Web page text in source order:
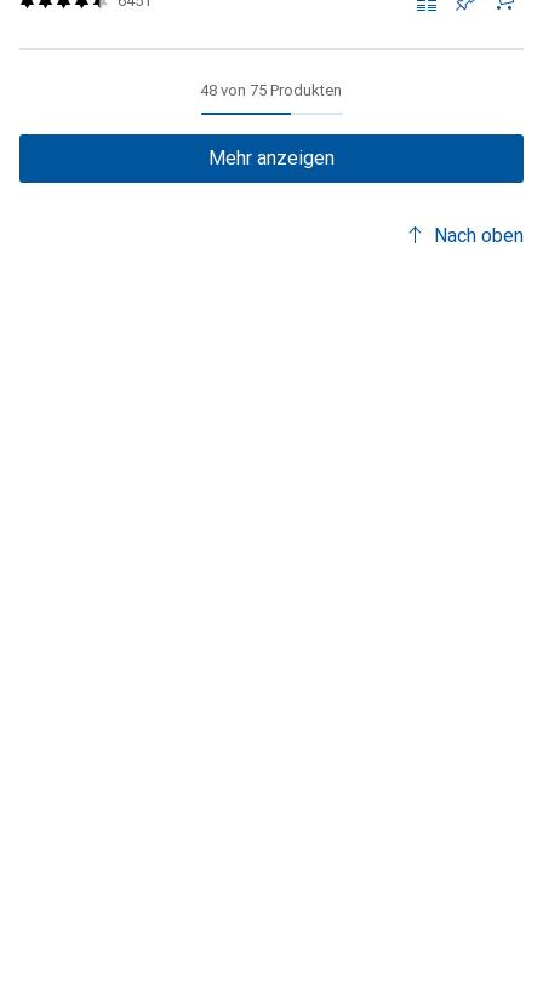
48 von 75 Produkten
Mehr anzeigen
Nach oben